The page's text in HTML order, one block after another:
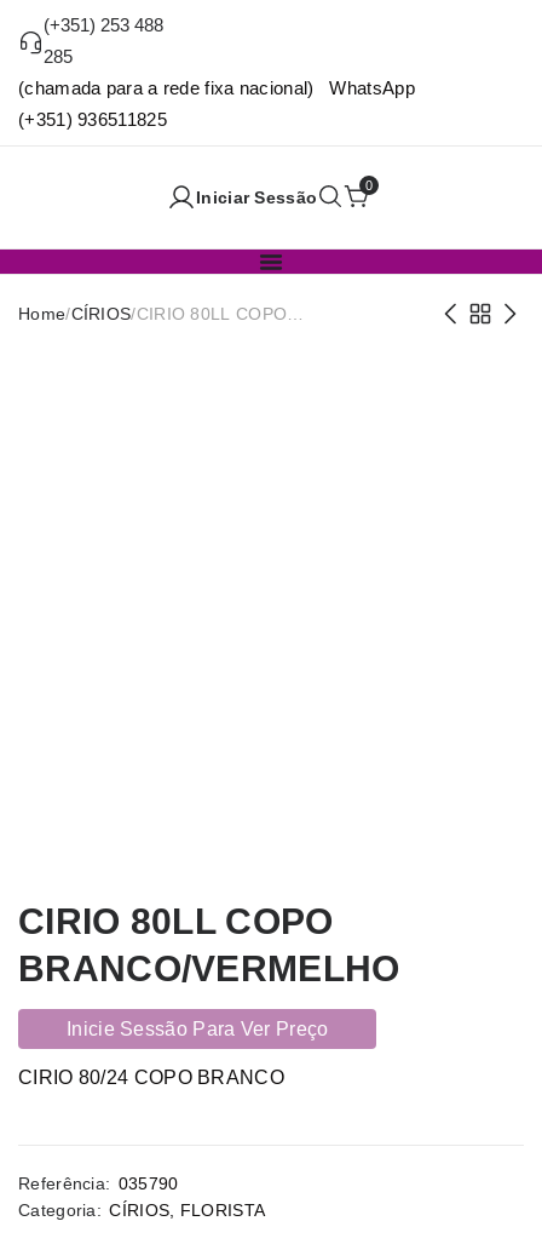
(+351) 253 488
285
(chamada para a rede fixa nacional) WhatsApp
(+351) 936511825
Iniciar Sessão
0
Home/CÍRIOS/CIRIO 80LL COPO
CIRIO 80LL COPO
BRANCO/VERMELHO
Inicie Sessão Para Ver Preço
CIRIO 80/24 COPO BRANCO
Referência: 035790
Categoria: CÍRIOS FLORISTA